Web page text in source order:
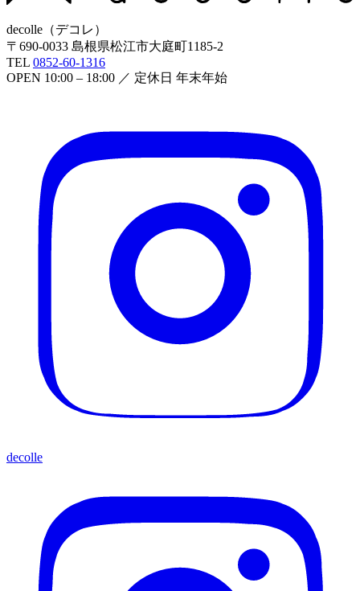
decolle （デコレ ）
〒 690-0033 島根県松江市大庭町1185-2
TEL 0852-60-1316
OPEN 10:00 – 18:00 ／ 定休日 年末年始
decolle